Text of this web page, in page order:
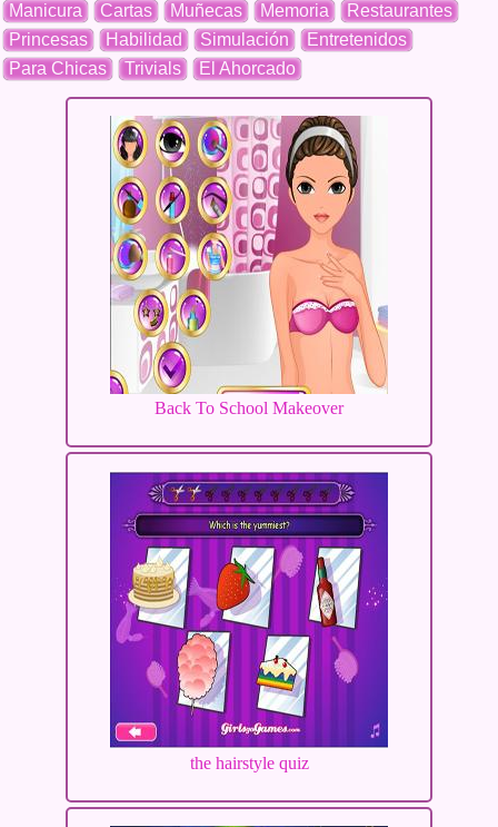
Manicura
Cartas Muñecas Memoria
Restaurantes
Princesas
Habilidad Simulación
Entretenidos
Para Chicas
Trivials El Ahorcado
Back To School Makeover
the hairstyle quiz